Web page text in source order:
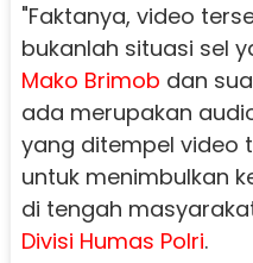
"Faktanya, video
bukanlah situasi sel
Mako Brimob dan
ada merupakan
yang ditempel video
untuk menimbulkan
di tengah
Divisi Humas Polri.